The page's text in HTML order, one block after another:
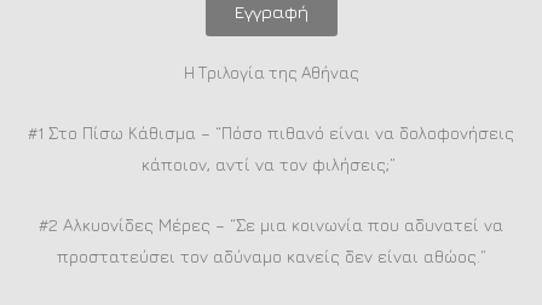
Εγγραφή
Η Τριλογία της Αθήνας
#1 Στο Πίσω Κάθισμα – “Πόσο πιθανό είναι να δολοφονήσεις
κάποιον, αντί να τον φιλήσεις;”
#2 Αλκυονίδες Μέρες – “Σε μια κοινωνία που αδυνατεί να
προστατεύσει τον αδύναμο κανείς δεν είναι αθώος.”